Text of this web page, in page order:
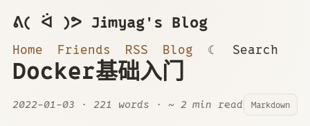
ᕕ( ᐛ )ᕗ Jimyag's Blog
Home Friends RSS Blog ☾ Search
Docker基础入门
2022-01-03 · 221 words · ~ 2 min read Markdown